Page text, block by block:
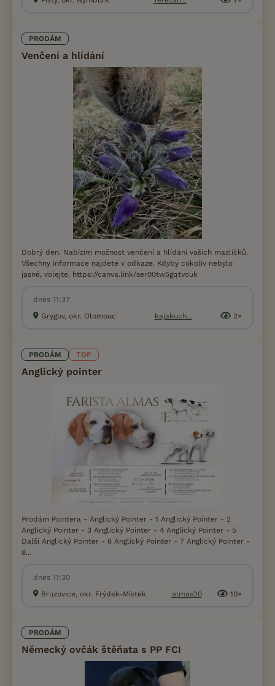
PRODÁM
Venčení a hlídání
Dobrý den. Nabízím možnost venčení a hlídání vašich mazlíčků.
Všechny informace najdete v odkaze. Kdyby cokoliv nebylo
jasné, volejte. https://canva.link/ser00tw5gqtvouk
dnes 11:37
Grygov, okr. Olomouc
kajakuch... 2×
PRODÁM TOP
Anglický pointer
Prodám Pointera - Anglický Pointer - 1 Anglický Pointer - 2
Anglický Pointer - 3 Anglický Pointer - 4 Anglický Pointer - 5
Další Anglický Pointer - 6 Anglický Pointer - 7 Anglický Pointer -
8...
dnes 11:30
Bruzovice, okr. Frýdek-Místek
almas20 10×
PRODÁM
Německý ovčák štěňata s PP FCI